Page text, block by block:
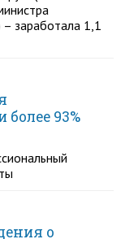
– заработала 1,1
93%
о